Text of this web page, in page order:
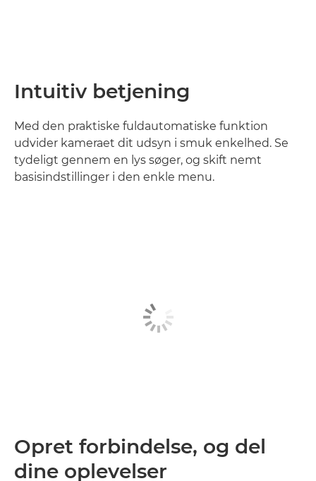
Intuitiv betjening
Med den praktiske fuldautomatiske funktion
udvider kameraet dit udsyn i smuk enkelhed. Se
tydeligt gennem en lys søger, og skift nemt
basisindstillinger i den enkle menu.
Opret forbindelse, og del
dine oplevelser